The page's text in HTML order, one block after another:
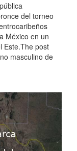
del torneo
México en un
Este.The post
masculino de